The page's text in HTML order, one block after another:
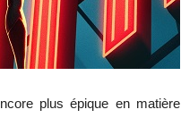
plus épique en matière